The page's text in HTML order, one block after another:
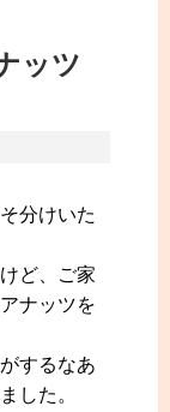
ッツ
分けいた
ど、ご家
ナッツを
するなあ
した。